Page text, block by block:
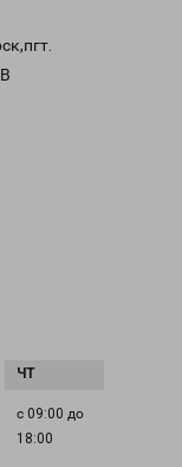
с 09:00 до
18:00